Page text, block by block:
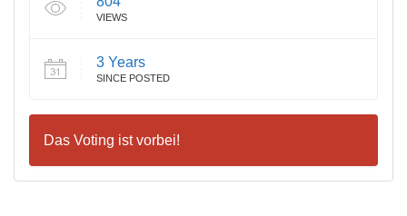
VIEWS
3 Years
SINCE POSTED
Das Voting ist vorbei!